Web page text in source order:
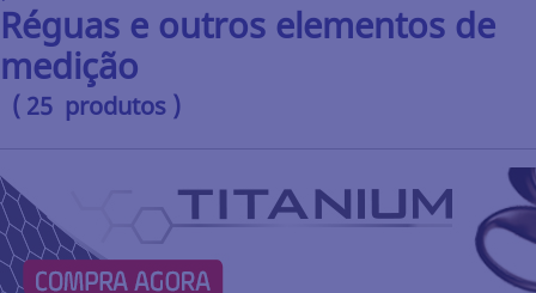
Réguas e outros elementos de
medição
( 25 produtos )